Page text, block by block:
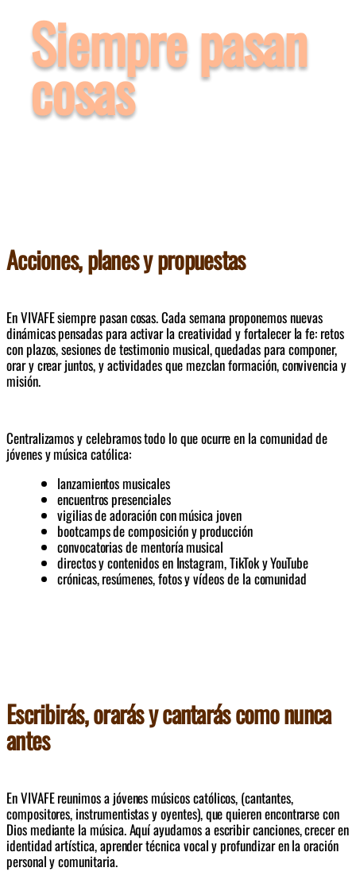
Siempre pasan
cosas
Acciones, planes y propuestas
En VIVAFE siempre pasan cosas. Cada semana proponemos nuevas
dinámicas pensadas para activar la creatividad y fortalecer la fe: retos
con plazos, sesiones de testimonio musical, quedadas para componer,
orar y crear juntos, y actividades que mezclan formación, convivencia y
misión.
Centralizamos y celebramos todo lo que ocurre en la comunidad de
jóvenes y música católica:
lanzamientos musicales
encuentros presenciales
vigilias de adoración con música joven
bootcamps de composición y producción
convocatorias de mentoría musical
directos y contenidos en Instagram, TikTok y YouTube
crónicas, resúmenes, fotos y vídeos de la comunidad
Escribirás, orarás y cantarás como nunca
antes
En VIVAFE reunimos a jóvenes músicos católicos, (cantantes,
compositores, instrumentistas y oyentes), que quieren encontrarse con
Dios mediante la música. Aquí ayudamos a escribir canciones, crecer en
identidad artística, aprender técnica vocal y profundizar en la oración
personal y comunitaria.